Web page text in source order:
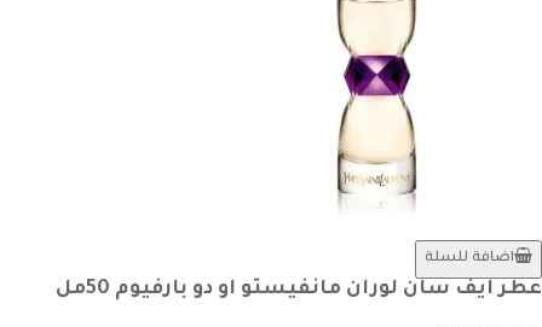
اضافة للسلة
عطر ايف سان لوران مانفيستو او دو بارفيوم 50مل